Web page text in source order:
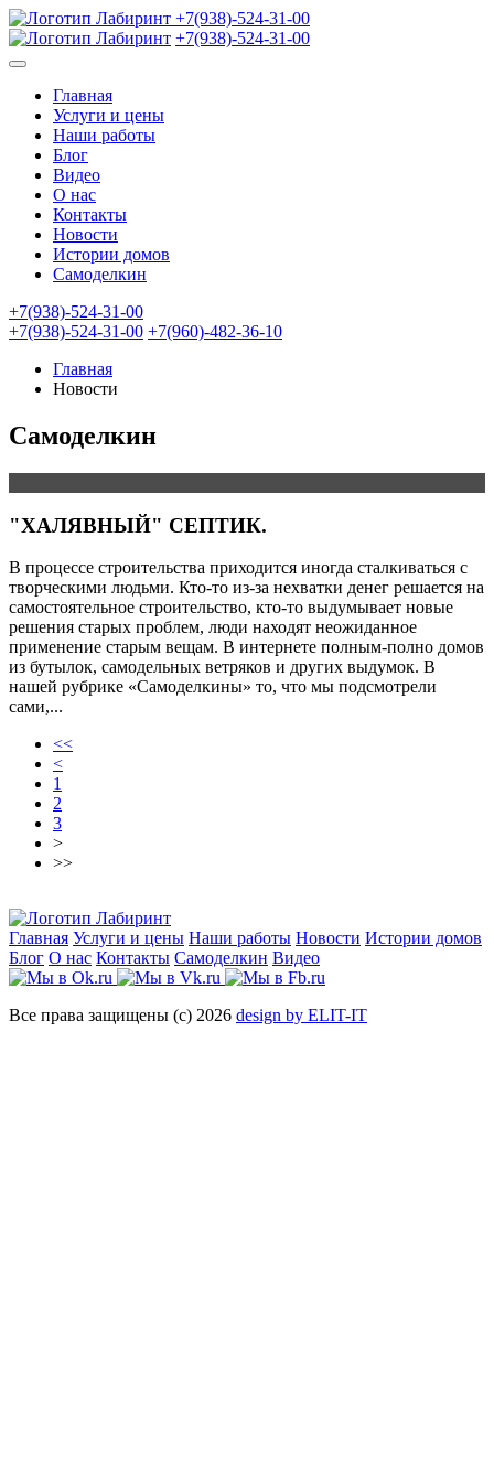
+7(938)-524-31-00
+7(938)-524-31-00
Главная
Услуги и цены
Наши работы
Блог
Видео
О нас
Контакты
Новости
Истории домов
Самоделкин
+7(938)-524-31-00
+7(938)-524-31-00 +7(960)-482-36-10
Главная
Новости
Самоделкин
"ХАЛЯВНЫЙ" СЕПТИК.
В процессе строительства приходится иногда сталкиваться с
творческими людьми. Кто-то из-за нехватки денег решается на
самостоятельное строительство, кто-то выдумывает новые
решения старых проблем, люди находят неожиданное
применение старым вещам. В интернете полным-полно домов
из бутылок, самодельных ветряков и других выдумок. В
нашей рубрике «Самоделкины» то, что мы подсмотрели
сами,...
<<
<
1
2
3
>
>>
Главная Услуги и цены Наши работы Новости Истории домов
Блог О нас Контакты Самоделкин Видео
Все права защищены (с) 2026 design by ELIT-IT